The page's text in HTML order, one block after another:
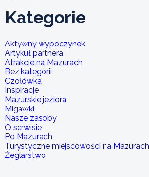
Kategorie
Aktywny wypoczynek
Artykuł partnera
Atrakcje na Mazurach
Bez kategorii
Czołówka
Inspiracje
Mazurskie jeziora
Migawki
Nasze zasoby
O serwisie
Po Mazurach
Turystyczne miejscowości na Mazurach
Żeglarstwo